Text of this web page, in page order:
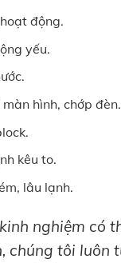
động.
yếu.
hình, chớp đèn.
kêu to.
lâu lạnh.
nghiệm có
chúng tôi luôn